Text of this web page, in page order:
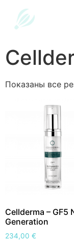
Показаны все
Cellderma – GF5
Generation
234,00 €